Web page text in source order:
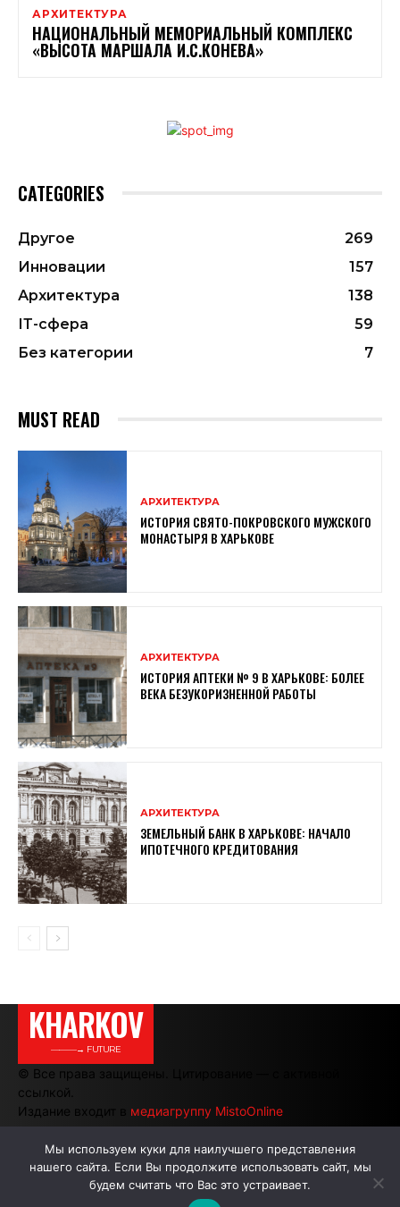
АРХИТЕКТУРА
НАЦИОНАЛЬНЫЙ МЕМОРИАЛЬНЫЙ КОМПЛЕКС
«ВЫСОТА МАРШАЛА И.С.КОНЕВА»
CATEGORIES
Другое
269
Инновации
157
Архитектура
138
ІТ-сфера
59
Без категории
7
MUST READ
АРХИТЕКТУРА
ИСТОРИЯ СВЯТО-ПОКРОВСКОГО МУЖСКОГО
МОНАСТЫРЯ В ХАРЬКОВЕ
АРХИТЕКТУРА
ИСТОРИЯ АПТЕКИ № 9 В ХАРЬКОВЕ: БОЛЕЕ
ВЕКА БЕЗУКОРИЗНЕННОЙ РАБОТЫ
АРХИТЕКТУРА
ЗЕМЕЛЬНЫЙ БАНК В ХАРЬКОВЕ: НАЧАЛО
ИПОТЕЧНОГО КРЕДИТОВАНИЯ
KHARKOV
———→ FUTURE
© Все права защищены. Цитирование — с активной
ссылкой.
Издание входит в медиагруппу MistoOnline
АВТОРЫ РЕКЛАМА НА САЙТЕ
Мы используем куки для наилучшего представления
нашего сайта. Если Вы продолжите использовать сайт, мы
будем считать что Вас это устраивает.